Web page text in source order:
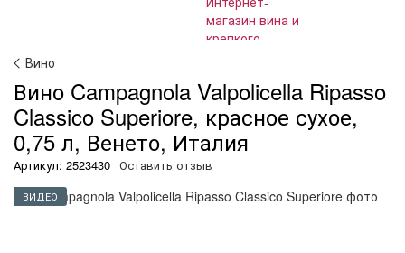
Вино
Вино Campagnola Valpolicella Ripasso
Classico Superiore, красное сухое,
0,75 л, Венето, Италия
Артикул: 2523430 Оставить отзыв
ВИДЕО